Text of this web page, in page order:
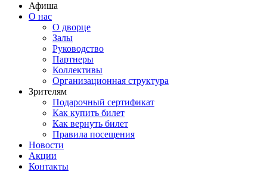
Афиша
О нас
О дворце
Залы
Руководство
Партнеры
Коллективы
Организационная структура
Зрителям
Подарочный сертификат
Как купить билет
Как вернуть билет
Правила посещения
Новости
Акции
Контакты